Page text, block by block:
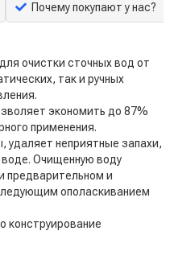
Почему покупают у нас?
очистки сточных вод от
так и ручных
экономить до 87%
применения.
удаляет неприятные запахи,
Очищенную воду
предварительном и
ополаскиванием
конструирование